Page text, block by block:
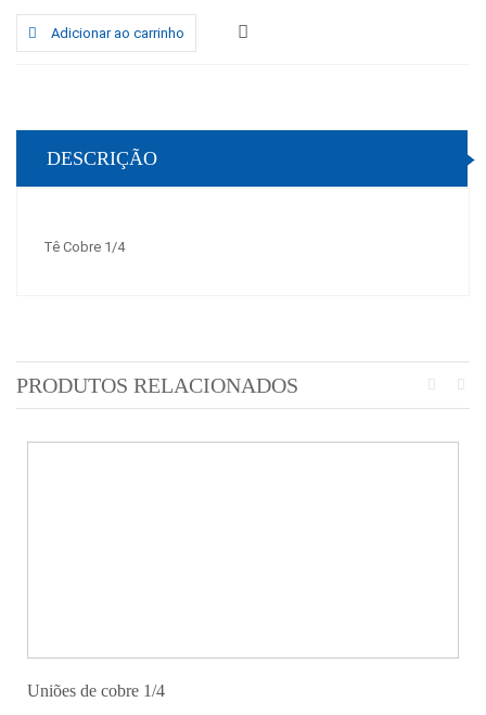
Adicionar ao carrinho
DESCRIÇÃO
Tê Cobre 1/4
PRODUTOS RELACIONADOS
Uniões de cobre 1/4